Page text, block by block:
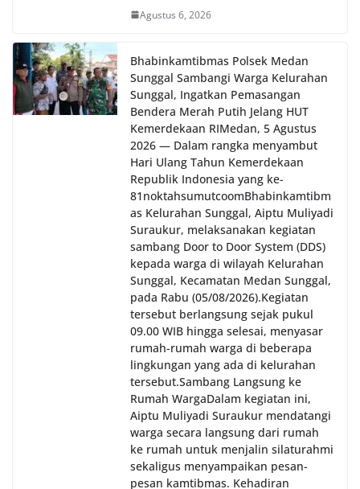
Agustus 6, 2026
Bhabinkamtibmas Polsek Medan
Sunggal Sambangi Warga Kelurahan
Sunggal, Ingatkan Pemasangan
Bendera Merah Putih Jelang HUT
Kemerdekaan RI‎‎Medan, 5 Agustus
2026 — Dalam rangka menyambut
Hari Ulang Tahun Kemerdekaan
Republik Indonesia yang ke-
81noktahsumutcoomBhabinkamtibm
as Kelurahan Sunggal, Aiptu Muliyadi
Suraukur, melaksanakan kegiatan
sambang Door to Door System (DDS)
kepada warga di wilayah Kelurahan
Sunggal, Kecamatan Medan Sunggal,
pada Rabu (05/08/2026).‎‎Kegiatan
tersebut berlangsung sejak pukul
09.00 WIB hingga selesai, menyasar
rumah-rumah warga di beberapa
lingkungan yang ada di kelurahan
tersebut.‎Sambang Langsung ke
Rumah Warga‎Dalam kegiatan ini,
Aiptu Muliyadi Suraukur mendatangi
warga secara langsung dari rumah
ke rumah untuk menjalin silaturahmi
sekaligus menyampaikan pesan-
pesan kamtibmas. Kehadiran